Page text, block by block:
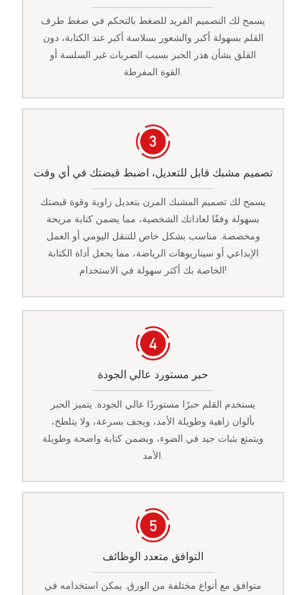
يسمح لك التصميم الفريد للضغط بالتحكم في ضغط طرف
القلم بسهولة أكبر والشعور بسلاسة أكبر عند الكتابة، دون
القلق بشأن هدر الحبر بسبب الضربات غير السلسة أو
القوة المفرطة.
تصميم مشبك قابل للتعديل، اضبط قبضتك في أي وقت
يسمح لك تصميم المشبك المرن بتعديل زاوية وقوة قبضتك
بسهولة وفقًا لعاداتك الشخصية، مما يضمن كتابة مريحة
ومخصصة. مناسب بشكل خاص للتنقل اليومي أو العمل
الإبداعي أو سيناريوهات الرياضة، مما يجعل أداة الكتابة
الخاصة بك أكثر سهولة في الاستخدام!
حبر مستورد عالي الجودة
يستخدم القلم حبرًا مستوردًا عالي الجودة. يتميز الحبر
بألوان زاهية وطويلة الأمد، ويجف بسرعة، ولا يتلطخ،
ويتمتع بثبات جيد في الضوء، ويضمن كتابة واضحة وطويلة
التوافق متعدد الوظائف
متوافق مع أنواع مختلفة من الورق. يمكن استخدامه في